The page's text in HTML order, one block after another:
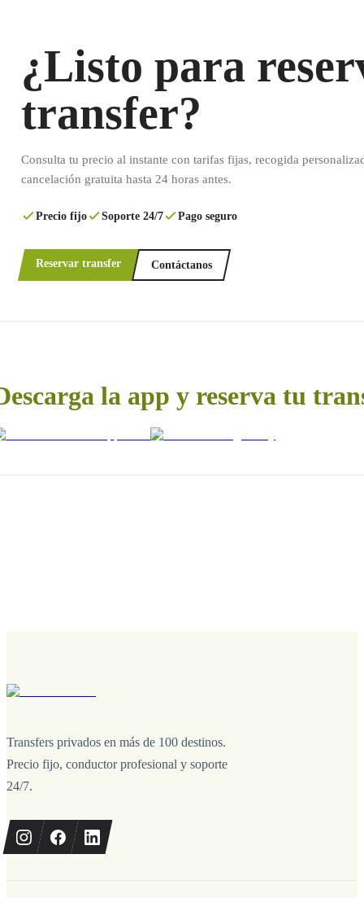
¿Listo para
transfer?
Consulta tu precio al instante con tarifas fijas, recogida
cancelación gratuita hasta 24 horas antes.
Precio fijo Soporte 24/7 Pago seguro
Reservar transfer Contáctanos
la app y reserva tu
Transfers privados en más de 100 destinos.
Precio fijo, conductor profesional y soporte
24/7.